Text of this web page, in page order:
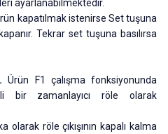
ayarlanabilmektedir.
kapatılmak istenirse Set tuşuna
Tekrar set tuşuna basılırsa
Ürün F1 çalışma fonksiyonunda
bir zamanlayıcı röle olarak
olarak röle çıkışının kapalı kalma